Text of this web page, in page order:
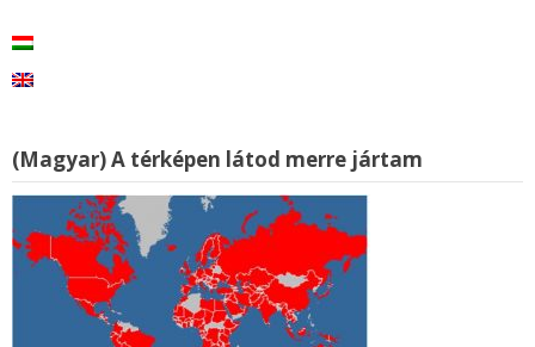
(Magyar) A térképen látod merre jártam